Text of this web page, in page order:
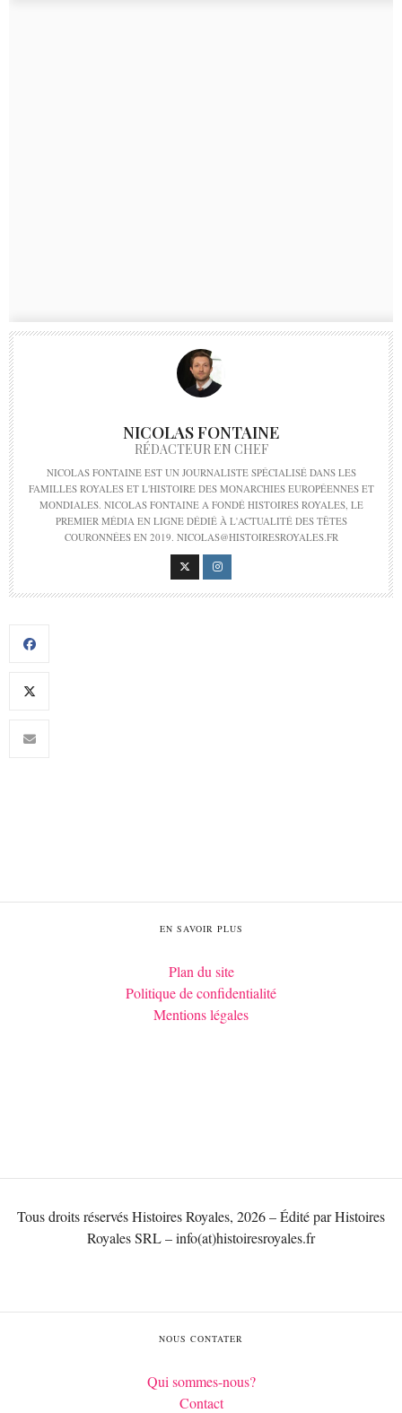
NICOLAS FONTAINE
RÉDACTEUR EN CHEF
NICOLAS FONTAINE EST UN JOURNALISTE SPÉCIALISÉ DANS LES
FAMILLES ROYALES ET L'HISTOIRE DES MONARCHIES EUROPÉENNES ET
MONDIALES. NICOLAS FONTAINE A FONDÉ HISTOIRES ROYALES, LE
PREMIER MÉDIA EN LIGNE DÉDIÉ À L'ACTUALITÉ DES TÊTES
COURONNÉES EN 2019. NICOLAS@HISTOIRESROYALES.FR
EN SAVOIR PLUS
Plan du site
Politique de confidentialité
Mentions légales
Tous droits réservés Histoires Royales, 2026 – Édité par Histoires
Royales SRL – info(at)histoiresroyales.fr
NOUS CONTATER
Qui sommes-nous?
Contact